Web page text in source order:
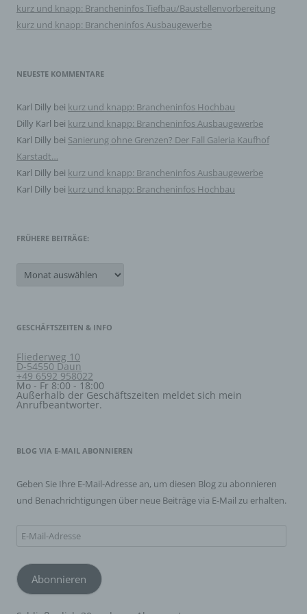
kurz und knapp: Brancheninfos Tiefbau/Baustellenvorbereitung
kurz und knapp: Brancheninfos Ausbaugewerbe
NEUESTE KOMMENTARE
Karl Dilly bei kurz und knapp: Brancheninfos Hochbau
Dilly Karl bei kurz und knapp: Brancheninfos Ausbaugewerbe
Karl Dilly bei Sanierung ohne Grenzen? Der Fall Galeria Kaufhof
Karstadt…
Karl Dilly bei kurz und knapp: Brancheninfos Ausbaugewerbe
Karl Dilly bei kurz und knapp: Brancheninfos Hochbau
FRÜHERE BEITRÄGE:
Beiträge:
GESCHÄFTSZEITEN & INFO
Fliederweg 10
D-54550 Daun
+49 6592 958022
Mo - Fr 8:00 - 18:00
Außerhalb der Geschäftszeiten meldet sich mein
Anrufbeantworter.
BLOG VIA E-MAIL ABONNIEREN
Geben Sie Ihre E-Mail-Adresse an, um diesen Blog zu abonnieren
und Benachrichtigungen über neue Beiträge via E-Mail zu erhalten.
E-
Adresse
Abonnieren
werden und technischen und organisatorischen
Maßnahmen unterliegen, die gewährleisten, dass die
personenbezogenen Daten nicht einer identifizierten
Verantwortlicher oder für die Verarbeitung
Verantwortlicher ist die natürliche oder juristische
Person, Behörde, Einrichtung oder andere Stelle, die
allein oder gemeinsam mit anderen über die Zwecke
und Mittel der Verarbeitung von personenbezogenen
Daten entscheidet. Sind die Zwecke und Mittel dieser
Verarbeitung durch das Unionsrecht oder das Recht der
Recht der Mitgliedstaaten vorgesehen werden.
h) Auftragsverarbeiter
personenbezogene Daten im Auftrag des
i) Empfänger
Empfänger ist eine natürliche oder juristische Person,
handelt oder nicht. Behörden, die im Rahmen eines
möglicherweise personenbezogene Daten erhalten,
j) Dritter
Dritter ist eine natürliche oder juristische Person,
Behörde, Einrichtung oder andere Stelle außer der
betroffenen Person, dem Verantwortlichen, dem
Auftragsverarbeiter und den Personen, die unter der